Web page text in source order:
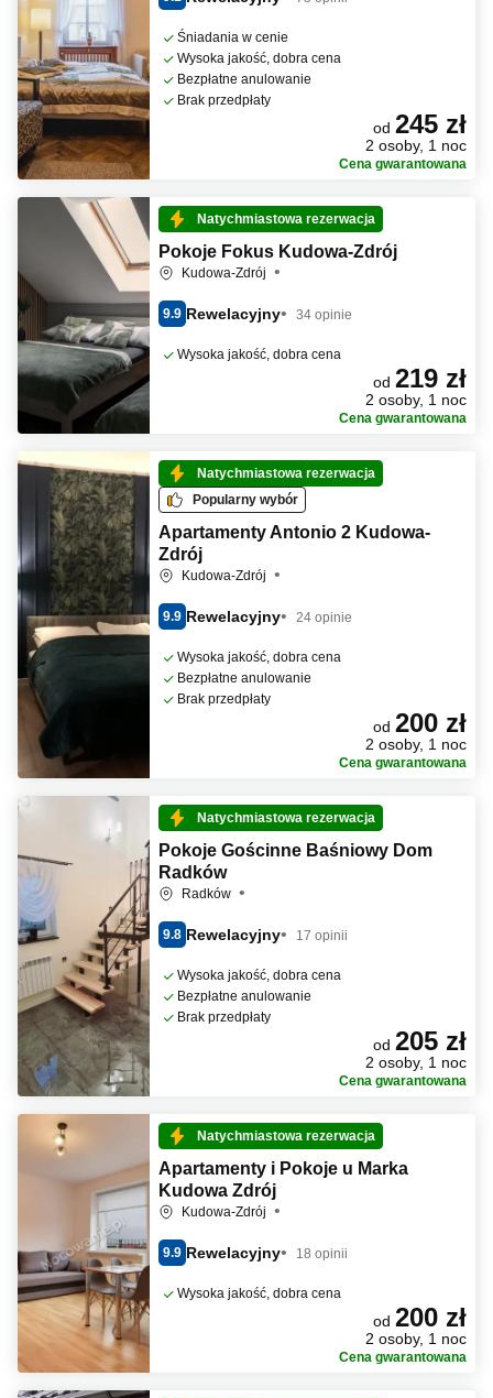
Śniadania w cenie
Wysoka jakość, dobra cena
Bezpłatne anulowanie
Brak przedpłaty
od 245 zł
2 osoby, 1 noc
Cena gwarantowana
Natychmiastowa rezerwacja
Pokoje Fokus Kudowa-Zdrój
Kudowa-Zdrój
9.9 Rewelacyjny 34 opinie
Wysoka jakość, dobra cena
od 219 zł
2 osoby, 1 noc
Cena gwarantowana
Natychmiastowa rezerwacja
Popularny wybór
Apartamenty Antonio 2 Kudowa-
Zdrój
Kudowa-Zdrój
9.9 Rewelacyjny 24 opinie
Wysoka jakość, dobra cena
Bezpłatne anulowanie
Brak przedpłaty
od 200 zł
2 osoby, 1 noc
Cena gwarantowana
Natychmiastowa rezerwacja
Pokoje Gościnne Baśniowy Dom
Radków
Radków
9.8 Rewelacyjny 17 opinii
Wysoka jakość, dobra cena
Bezpłatne anulowanie
Brak przedpłaty
od 205 zł
2 osoby, 1 noc
Cena gwarantowana
Natychmiastowa rezerwacja
Apartamenty i Pokoje u Marka
Kudowa Zdrój
Kudowa-Zdrój
9.9 Rewelacyjny 18 opinii
Wysoka jakość, dobra cena
od 200 zł
2 osoby, 1 noc
Cena gwarantowana